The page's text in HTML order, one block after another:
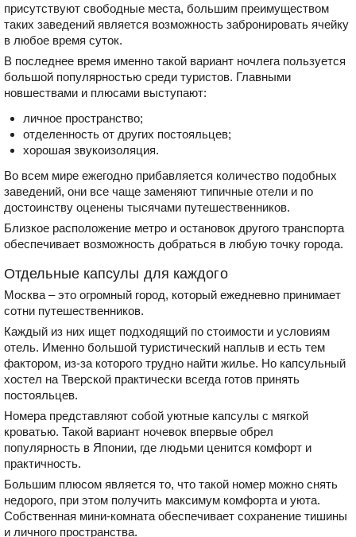
присутствуют свободные места, большим преимуществом
таких заведений является возможность забронировать ячейку
в любое время суток.
В последнее время именно такой вариант ночлега пользуется
большой популярностью среди туристов. Главными
новшествами и плюсами выступают:
личное пространство;
отделенность от других постояльцев;
хорошая звукоизоляция.
Во всем мире ежегодно прибавляется количество подобных
заведений, они все чаще заменяют типичные отели и по
достоинству оценены тысячами путешественников.
Близкое расположение метро и остановок другого транспорта
обеспечивает возможность добраться в любую точку города.
Отдельные капсулы для каждого
Москва – это огромный город, который ежедневно принимает
сотни путешественников.
Каждый из них ищет подходящий по стоимости и условиям
отель. Именно большой туристический наплыв и есть тем
фактором, из-за которого трудно найти жилье. Но капсульный
хостел на Тверской практически всегда готов принять
постояльцев.
Номера представляют собой уютные капсулы с мягкой
кроватью. Такой вариант ночевок впервые обрел
популярность в Японии, где людьми ценится комфорт и
практичность.
Большим плюсом является то, что такой номер можно снять
недорого, при этом получить максимум комфорта и уюта.
Собственная мини-комната обеспечивает сохранение тишины
и личного пространства.